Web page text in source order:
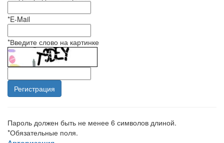
*E-Mail
*Введите слово на картинке
Пароль должен быть не менее 6 символов длиной.
*Обязательные поля.